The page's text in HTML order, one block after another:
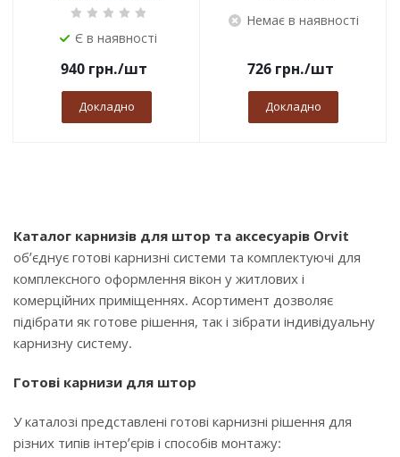
Є в наявності
940грн./шт
Докладно
Немає в наявності
726грн./шт
Докладно
Каталог карнизів для штор та аксесуарів Orvit
об’єднує готові карнизні системи та комплектуючі для
комплексного оформлення вікон у житлових і
комерційних приміщеннях. Асортимент дозволяє
підібрати як готове рішення, так і зібрати індивідуальну
карнизну систему.
Готові карнизи для штор
У каталозі представлені готові карнизні рішення для
різних типів інтер’єрів і способів монтажу: